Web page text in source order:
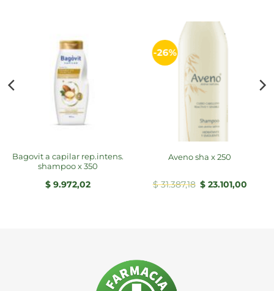
bagovit a capilar rep.intens.
shampoo x 350
$ 9.972,02
-26%
aveno sha x 250
$31.387,18 El
precio
$23.101,00El